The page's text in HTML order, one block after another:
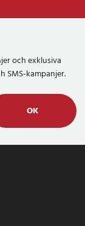
och exklusiva
SMS-kampanjer.
OK